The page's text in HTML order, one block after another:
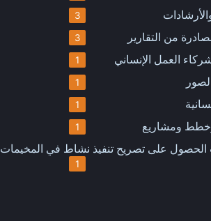
3
من التقارير 3
العمل الإنساني 1
1
1
ومشاريع 1
الحصول على تصريح تنفيذ نشاط في المخيمات
1